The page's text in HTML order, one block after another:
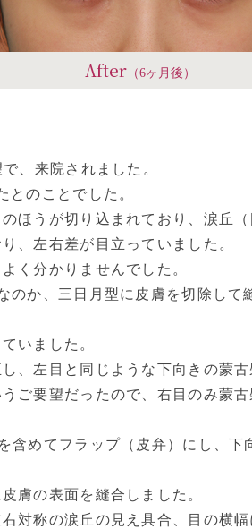
After（6ヶ月後）
、来院されました。
とのことでした。
ほうが切り込まれており、涙丘（
、左右差が目立っていました。
く分かりませんでした。
のか、三日月型に皮膚を切除して
いました。
、左目と同じような下向きの蒙古
ご要望だったので、右目のみ蒙古
含めてフラップ（皮弁）にし、下
膚の表面を縫合しました。
対称の涙丘の見え具合、目の横幅